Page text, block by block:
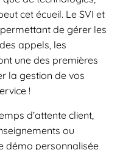
cet écueil. Le SVI et
permettant de gérer les
appels, les
une des premières
la gestion de vos
!
d’attente client,
ou
démo personnalisée